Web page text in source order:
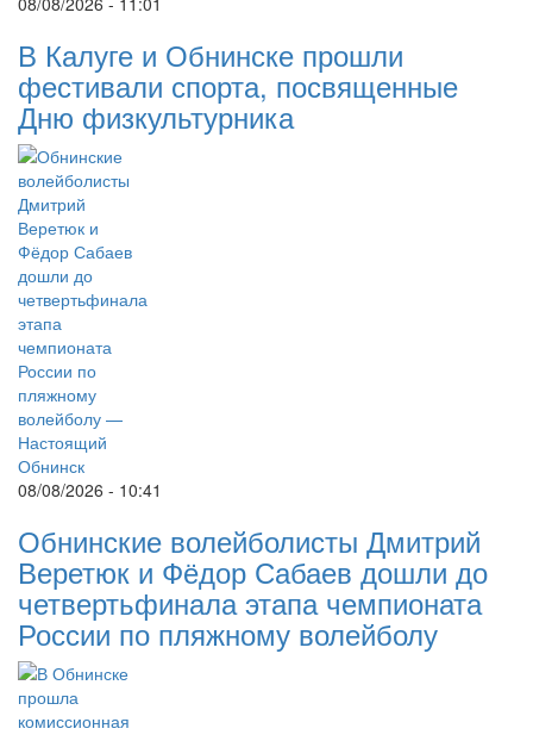
В Калуге и Обнинске прошли
фестивали спорта, посвященные
Дню физкультурника
08/08/2026 - 10:41
Обнинские волейболисты Дмитрий
Веретюк и Фёдор Сабаев дошли до
четвертьфинала этапа чемпионата
России по пляжному волейболу